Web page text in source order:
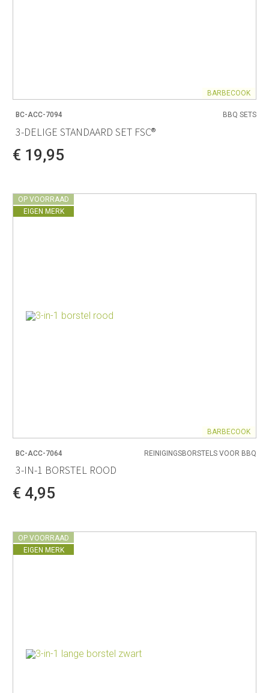
BARBECOOK
BC-ACC-7094 BBQ SETS
3-DELIGE STANDAARD SET FSC®
€ 19,95
OP VOORRAAD
EIGEN MERK
BARBECOOK
BC-ACC-7064 REINIGINGSBORSTELS VOOR BBQ
3-IN-1 BORSTEL ROOD
€ 4,95
OP VOORRAAD
EIGEN MERK